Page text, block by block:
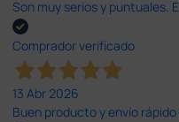
Son muy serios y puntuales.
Comprador verificado
13 Abr 2026
Buen producto y envío